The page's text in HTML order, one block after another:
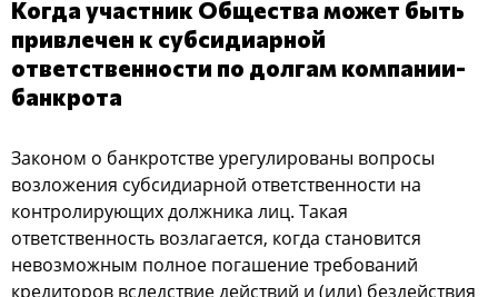
Когда участник Общества может быть
привлечен к субсидиарной
ответственности по долгам компании-
банкрота
Законом о банкротстве урегулированы вопросы
возложения субсидиарной ответственности на
контролирующих должника лиц. Такая
ответственность возлагается, когда становится
невозможным полное погашение требований
кредиторов вследствие действий и (или) бездействия